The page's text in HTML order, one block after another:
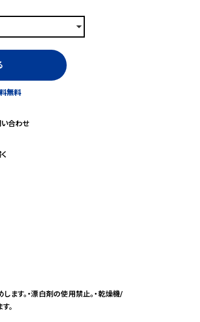
無料
合わせ
ます。・漂白剤の使用禁止。・乾燥機/
。